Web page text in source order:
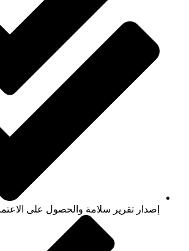
إصدار تقرير سلامة والحصول على